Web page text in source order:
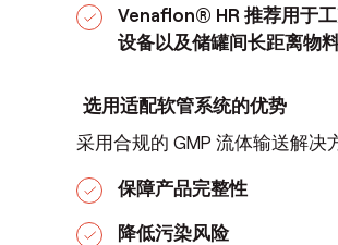
Venaflon® HR 推荐用于
设备以及储罐间长距离物
选用适配软管系统的优势
采用合规的 GMP 流体输送解决
保障产品完整性
降低污染风险